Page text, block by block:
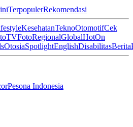
TerpopulerRekomendasi
KesehatanTeknoOtomotifCek
TVFotoRegionalGlobalHotOn
OtosiaSpotlightEnglishDisabilitasBerita
Pesona Indonesia